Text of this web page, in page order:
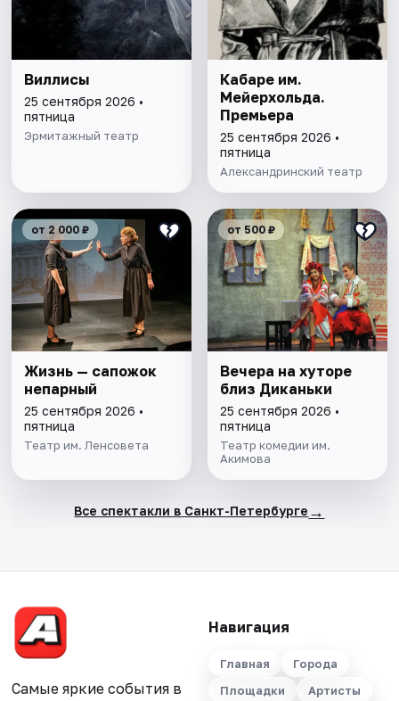
Виллисы
25 сентября 2026 •
пятница
Эрмитажный театр
Кабаре им.
Мейерхольда.
Премьера
25 сентября 2026 •
пятница
Александринский театр
от 2 000 ₽
Жизнь — сапожок
непарный
25 сентября 2026 •
пятница
Театр им. Ленсовета
от 500 ₽
Вечера на хуторе
близ Диканьки
25 сентября 2026 •
пятница
Театр комедии им.
Акимова
Все спектакли в Санкт-Петербурге →
Самые яркие события в
Навигация
Главная
Города
Площадки
Артисты